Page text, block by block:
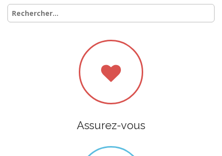
Rechercher :
Assurez-vous